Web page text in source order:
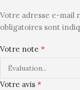
Votre adresse e-mail
obligatoires sont
Votre note *
Votre avis *